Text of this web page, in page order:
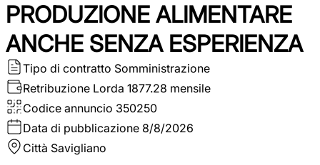
PRODUZIONE ALIMENTARE
ANCHE SENZA ESPERIENZA
Tipo di contratto Somministrazione
Retribuzione Lorda 1877.28 mensile
Codice annuncio 350250
Data di pubblicazione 8/8/2026
Città Savigliano